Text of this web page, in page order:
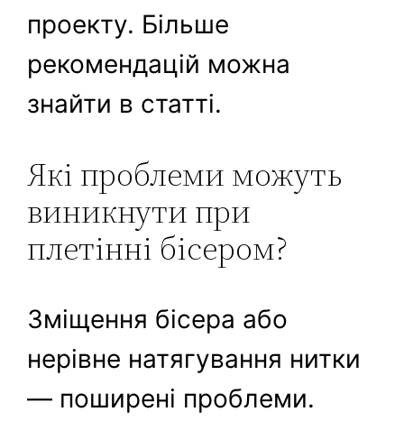
проекту. Більше
рекомендацій можна
знайти в статті.
Які проблеми можуть
виникнути при
плетінні бісером?
Зміщення бісера або
нерівне натягування нитки
— поширені проблеми.